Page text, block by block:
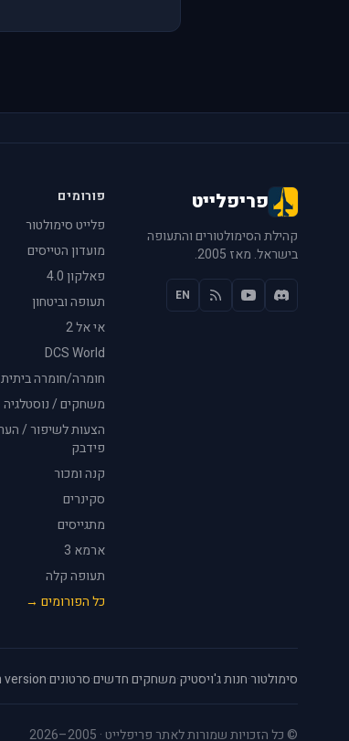
פריפלייט
קהילת הסימולטורים והתעופה
בישראל. מאז 2005.
EN
פורומים
פלייט סימולטור
מועדון הטייסים
פאלקון 4.0
תעופה וביטחון
אי אל 2
DCS World
חומרה/חומרה ביתית
משחקים / נוסטלגיה
הצעות לשיפור /
פידבק
קנה ומכור
סקינרים
מתגייסים
ארמא 3
תעופה קלה
כל הפורומים →
סימולטור·חנות ג'ויסטיק·משחקים חדשים·סרטונים·
version
© כל הזכויות שמורות לאתר פריפלייט · 2005–2026